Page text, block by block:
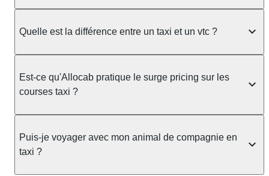
taxi berline accueille en général jusqu'à 3 bagages
ou nombreux, précisez-le dans le champ "Message
au chauffeur" lors de la réservation. Le prix n'est
pas impacté par le nombre de bagages.
Quelle est la différence entre un taxi et un vtc ?
prendre en charge directement dans la rue, à une
station ou sur réservation, avec un tarif au
réservation et propose un prix fixe annoncé à
l'avance. Chez Allocab, réservez facilement votre
taxi.
Est-ce qu'Allocab pratique le surge pricing sur les
courses taxi ?
réglementation préfectorale et suit un barème
officiel : il protège des hausses liées à la demande.
Puis-je voyager avec mon animal de compagnie en
taxi ?